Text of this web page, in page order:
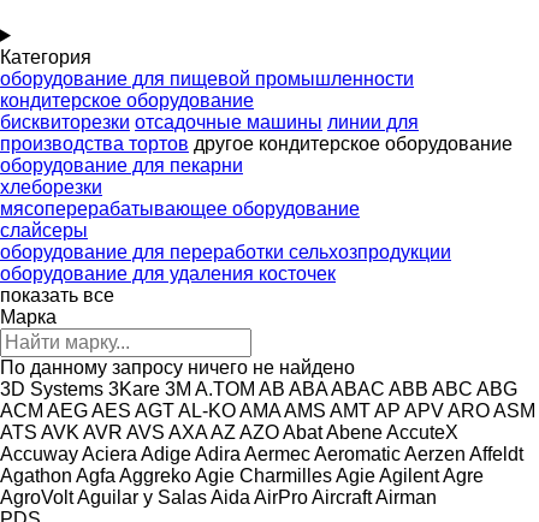
Категория
оборудование для пищевой промышленности
кондитерское оборудование
бисквиторезки отсадочные машины линии для
производства тортов другое кондитерское оборудование
оборудование для пекарни
хлеборезки
мясоперерабатывающее оборудование
слайсеры
оборудование для переработки сельхозпродукции
оборудование для удаления косточек
показать все
Марка
По данному запросу ничего не найдено
3D Systems 3Kare 3M A.TOM AB ABAABAC ABB ABC ABG
ACM AEGAES AGTAL-KOAMAAMS AMTAP APVAROASM
ATS AVK AVR AVS AXAAZ AZOAbatAbeneAccuteX
AccuwayAciera AdigeAdira AermecAeromaticAerzen Affeldt
Agathon Agfa AggrekoAgie CharmillesAgieAgilentAgre
AgroVoltAguilar y SalasAida AirProAircraftAirman